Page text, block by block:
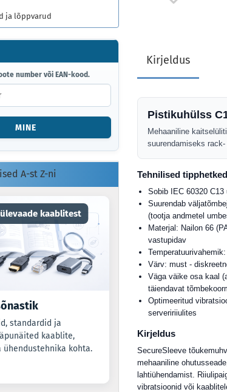
Kirjeldus
Pistikuhülss
Mehaaniline
suurendamiseks
Tehnilised tipphetked
Sobib IEC 60320
Suurendab
(tootja andmetel
Materjal: Nailon 66
vastupidav
Värv: must -
Väga väike osa kaal
täiendavat
Optimeeritud
serveririiulites
Kirjeldus
SecureSleeve
mehaaniline
lahtiühendamist.
vibratsioonid või
ja lõppvarud
number või EAN-kood.
MINE
A-st Z-ni
kaablitest
standardid ja
kaablite,
kohta.